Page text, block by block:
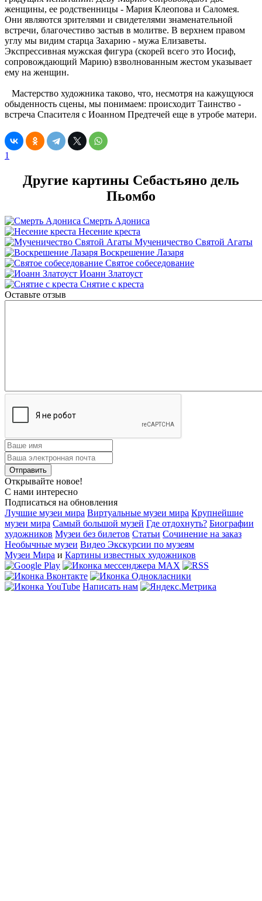
женщины, ее родственницы - Мария Клеопова и Саломея.
Они являются зрителями и свидетелями знаменательной
встречи, благочестиво застыв в молитве. В верхнем правом
углу мы видим старца Захарию - мужа Елизаветы.
Экспрессивная мужская фигура (скорей всего это Иосиф,
сопровождающий Марию) взволнованным жестом указывает
ему на женщин.
Мастерство художника таково, что, несмотря на кажущуюся
обыденность сцены, мы понимаем: происходит Таинство -
встреча Спасителя с Иоанном Предтечей еще в утробе матери.
1
Другие картины Себастьяно дель
Пьомбо
Смерть Адониса
Несение креста
Мученичество Святой Агаты
Воскрешение Лазаря
Святое собеседование
Иоанн Златоуст
Снятие с креста
Оставьте отзыв
Открывайте новое!
С нами интересно
Подписаться на обновления
Лучшие музеи мира Виртуальные музеи мира Крупнейшие
музеи мира Самый большой музей Где отдохнуть? Биографии
художников Музеи без билетов Статьи Сочинение на заказ
Необычные музеи Видео Экскурсии по музеям
Музеи Мира и Картины известных художников
Написать нам